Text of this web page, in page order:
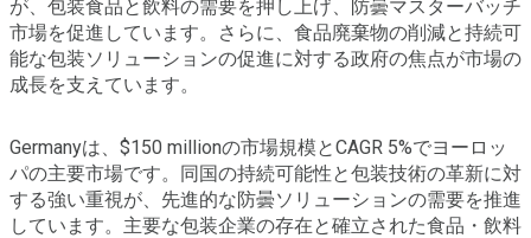
が、包装食品と飲料の需要を押し上げ、防曇マスターバッチ
市場を促進しています。さらに、食品廃棄物の削減と持続可
能な包装ソリューションの促進に対する政府の焦点が市場の
成長を支えています。
Germanyは、$150 millionの市場規模とCAGR 5%でヨーロッ
パの主要市場です。同国の持続可能性と包装技術の革新に対
する強い重視が、先進的な防曇ソリューションの需要を推進
しています。主要な包装企業の存在と確立された食品・飲料